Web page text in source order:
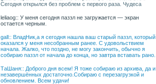
Сегодня открылся без проблем с первого раза. Чудеса
leliaog:: У меня сегодня паззл не загружается — экран
остается черным.
gall:: ВладНик,а я сегодня нашла ваш старый паззл, который
оказался у меня несобранным ранее. С удовольствием
начала. Жалко, что поздно, не могу закончить, обычно я
собираю паззл от начала до конца, но завтра вставать рано.
ТаШаня:: Доброго дня всем! Я тоже собираю из архива, да и
незавершённых достаточно.Собираю с перезагрузкой и
обновлением. Всем удачи!